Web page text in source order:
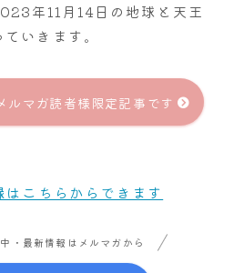
年11月14日の地球と天王
いきます。
マガ読者様限定記事です
はこちらからできます
・最新情報はメルマガから